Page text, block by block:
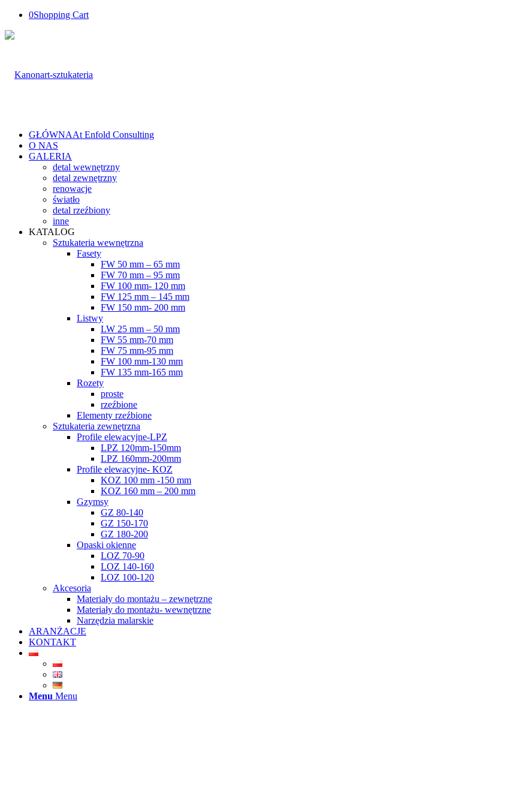
0Shopping Cart
GŁÓWNAAt Enfold Consulting
O NAS
GALERIA
detal wewnętrzny
detal zewnętrzny
renowacje
światło
detal rzeźbiony
inne
KATALOG
Sztukateria wewnętrzna
Fasety
FW 50 mm – 65 mm
FW 70 mm – 95 mm
FW 100 mm- 120 mm
FW 125 mm – 145 mm
FW 150 mm- 200 mm
Listwy
LW 25 mm – 50 mm
FW 55 mm-70 mm
FW 75 mm-95 mm
FW 100 mm-130 mm
FW 135 mm-165 mm
Rozety
proste
rzeźbione
Elementy rzeźbione
Sztukateria zewnętrzna
Profile elewacyjne-LPZ
LPZ 120mm-150mm
LPZ 160mm-200mm
Profile elewacyjne- KOZ
KOZ 100 mm -150 mm
KOZ 160 mm – 200 mm
Gzymsy
GZ 80-140
GZ 150-170
GZ 180-200
Opaski okienne
LOZ 70-90
LOZ 140-160
LOZ 100-120
Akcesoria
Materiały do montażu – zewnętrzne
Materiały do montażu- wewnętrzne
Narzędzia malarskie
ARANŻACJE
KONTAKT
Menu Menu